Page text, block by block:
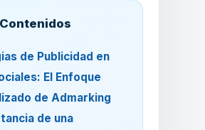
de Publicidad en
El Enfoque
de Admarking
de una